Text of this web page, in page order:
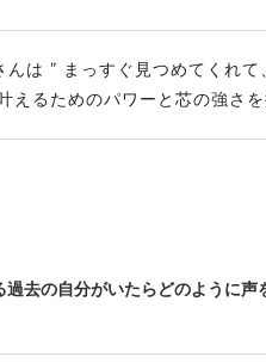
んは ” まっすぐ見つめてくれ
えるためのパワーと芯の強さ
去の自分がいたらどのように声